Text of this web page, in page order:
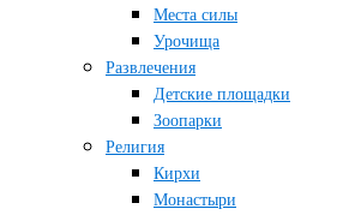
Места силы
Урочища
Развлечения
Детские площадки
Зоопарки
Религия
Кирхи
Монастыри